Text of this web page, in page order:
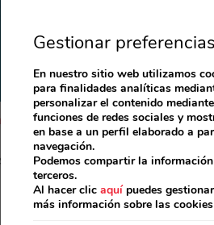
, our CEO America will
networking event
aboutBest practices to an
Gestionar
En nuestro sitio web utilizamos
para finalidades analíticas
personalizar el contenido
funciones de redes sociales y
en base a un perfil elaborado a
navegación.
Podemos compartir la
terceros.
Al hacer clic aquípuedes
más información sobre las